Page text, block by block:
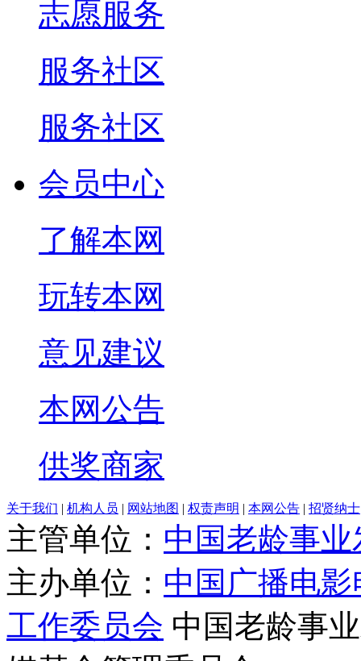
志愿服务
服务社区
服务社区
会员中心
了解本网
玩转本网
意见建议
本网公告
供奖商家
关于我们 | 机构人员 | 网站地图 | 权责声明 | 本网公告 | 招贤纳士
主管单位： 中国老龄事
主办单位： 中国广播电
工作委员会 中国老龄事